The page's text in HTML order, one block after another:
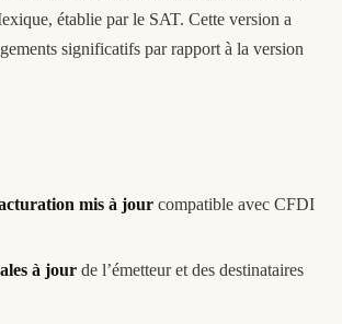
établie par le SAT. Cette version a
significatifs par rapport à la version
mis à jour compatible avec CFDI
à jour de l’émetteur et des destinataires